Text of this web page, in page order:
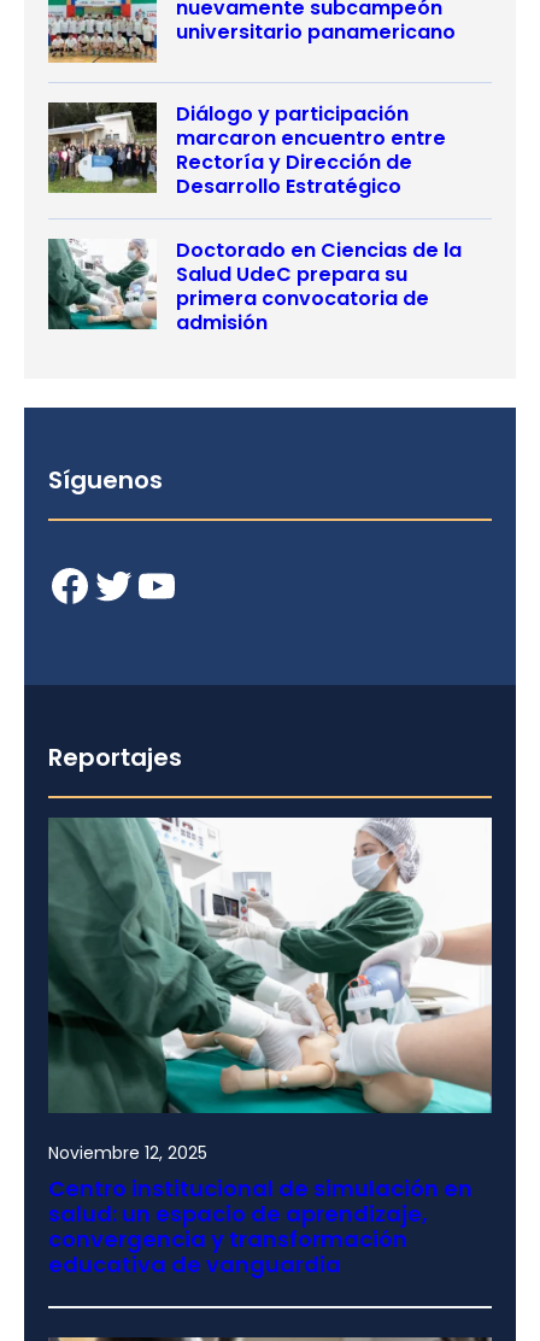
nuevamente subcampeón
universitario panamericano
Diálogo y participación
marcaron encuentro entre
Rectoría y Dirección de
Desarrollo Estratégico
Doctorado en Ciencias de la
Salud UdeC prepara su
primera convocatoria de
admisión
Síguenos
Facebook Twitter YouTube
Reportajes
Noviembre 12, 2025
Centro institucional de simulación en
salud: un espacio de aprendizaje,
convergencia y transformación
educativa de vanguardia